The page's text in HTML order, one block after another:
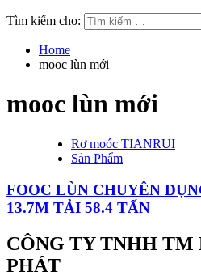
Tìm kiếm cho:
Home
mooc lùn mới
mooc lùn mới
Rơ moóc TIANRUI
Sản Phẩm
FOOC LÙN CHUYÊN
13.7M TẢI 58.4 TẤN
CÔNG TY TNHH TM
PHÁT